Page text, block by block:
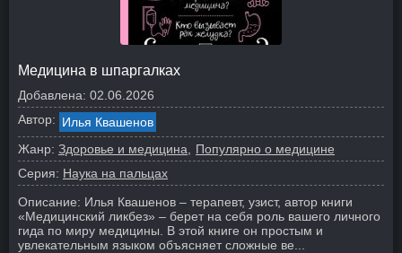
Медицина в шпаргалках
Добавлена: 02.06.2026
Автор: Илья Квашенов
Жанр: Здоровье и медицина
Популярно о медицине
Серия: Наука на пальцах
Описание: Илья Квашенов – терапевт, узист, автор книги
«Медицинский ликбез» – берет на себя роль вашего личного
гида по миру медицины. В этой книге он простым и
увлекательным языком объясняет сложные ве...